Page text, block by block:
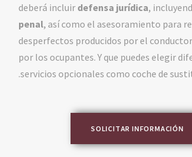
deberá incluir defensa jurídica,
penal, así como el asesoramiento para
desperfectos producidos por el
por los ocupantes. Y que puedes elegir
servicios opcionales como coche de
SOLICITAR INFORMACIÓN